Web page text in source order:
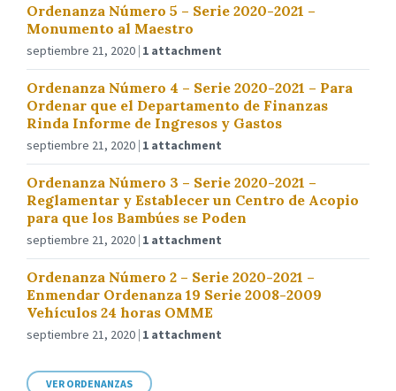
Ordenanza Número 5 – Serie 2020-2021 –
Monumento al Maestro
septiembre 21, 2020 1 attachment
Ordenanza Número 4 – Serie 2020-2021 – Para
Ordenar que el Departamento de Finanzas
Rinda Informe de Ingresos y Gastos
septiembre 21, 2020 1 attachment
Ordenanza Número 3 – Serie 2020-2021 –
Reglamentar y Establecer un Centro de Acopio
para que los Bambúes se Poden
septiembre 21, 2020 1 attachment
Ordenanza Número 2 – Serie 2020-2021 –
Enmendar Ordenanza 19 Serie 2008-2009
Vehículos 24 horas OMME
septiembre 21, 2020 1 attachment
VER ORDENANZAS